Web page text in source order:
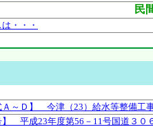
民
・・・
Ａ～Ｄ】 今津（23）給水等整備工
】 平成23年度第56－11号国道３０